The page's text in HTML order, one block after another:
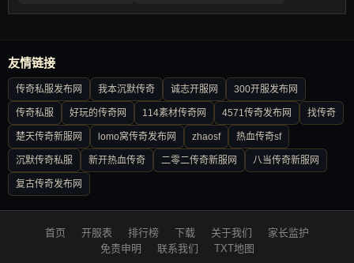
友情链接
传奇私服发布网 我本沉默传奇 诚志开服网 300开服发布网
传奇私服 好玩的传奇网 114素材传奇网 4571传奇发布网 找传奇
楚天传奇新服网 lomo窝传奇发布网 zhaosf 热血传奇sf
沉默传奇私服 新开热血传奇 二零二传奇新服网 八当传奇新服网
复古传奇发布网
首页 开服表 排行榜 下载 关于我们
家长监护
免责申明
联系我们 TXT地图